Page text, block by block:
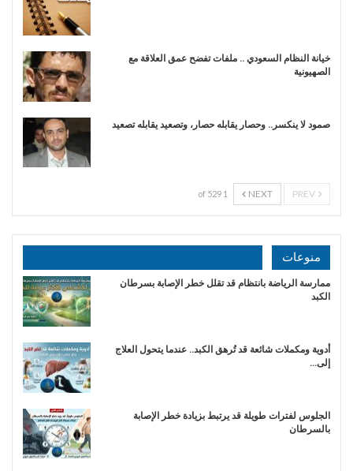
خيانة النظام السعودي .. ملفات تفضح عمق العلاقة مع
الصهيونية
صمود لا ينكسر.. وحصار يقابله حصار، وتصعيد يقابله تصعيد
NEXT
1 of 529
منوعات
ممارسة الرياضة بانتظام قد تقلل خطر الإصابة بسرطان
الكبد
أدوية ومكملات شائعة قد تُرهق الكبد.. عندما يتحول العلاج
إلى…
الجلوس لفترات طويلة قد يرتبط بزيادة خطر الإصابة
بالسرطان